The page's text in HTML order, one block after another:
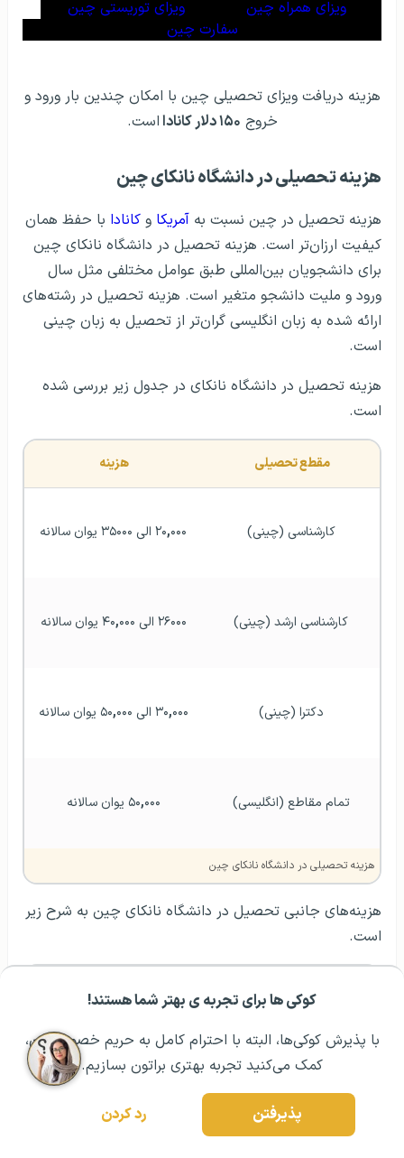
کوکی ها برای تجربه ی بهتر شما هستند!
با پذیرش کوکی‌ها، البته با احترام کامل به حریم خصوصیتون،
کمک می‌کنید تجربه بهتری براتون بسازیم.
پذیرفتن رد کردن
مشــاوره اولیه رایگان: ۰۲۱ ۴۳۰۰۰ ۰۲۱ رزرو مشاوره تخصصی
ویزای همراه چین
ویزای توریستی چین
سفارت چین
هزینه دریافت ویزای تحصیلی چین با امکان چندین بار ورود و
خروج ۱۵۰ دلار کانادا است.
هزینه تحصیلی در دانشگاه نانکای چین
هزینه تحصیل در چین نسبت به آمریکا و کانادا با حفظ همان
کیفیت ارزان‌تر است. هزینه تحصیل در دانشگاه نانکای چین
برای دانشجویان بین‌المللی طبق عوامل مختلفی مثل سال
ورود و ملیت دانشجو متغیر است. هزینه تحصیل در رشته‌های
ارائه شده به زبان انگلیسی گران‌تر از تحصیل به زبان چینی
است.
هزینه تحصیل در دانشگاه نانکای در جدول زیر بررسی شده
است.
مقطع تحصیلی هزینه
کارشناسی (چینی) ۲۰,۰۰۰ الی ۳۵۰۰۰ یوان سالانه
کارشناسی ارشد (چینی) ۲۶۰۰۰ الی ۴۰ ,۰۰۰ یوان سالانه
دکترا (چینی) ۳۰,۰۰۰ الی ۵۰ ,۰۰۰ یوان سالانه
تمام مقاطع (انگلیسی) ۵۰,۰۰۰ یوان سالانه
هزینه تحصیلی در دانشگاه نانکای چین
هزینه‌های جانبی تحصیل در دانشگاه نانکای چین به شرح زیر
است.
بیمه دانشجویی ۸۰۰ یوان سالانه